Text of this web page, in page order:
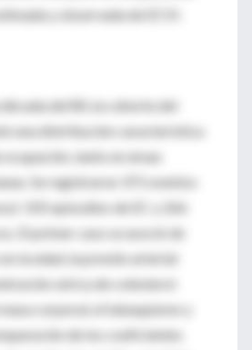
y observada de ECVI.
del 80, la cohorte del
una distribución característica
ocupación, tanto en áreas
Se registraron 371 eventos
105 episodios de EC y 266
El primer caso se asoció de
la edad, la presión arterial
sérica de colesterol
corporal, el tabaquismo y
de los coeficientes